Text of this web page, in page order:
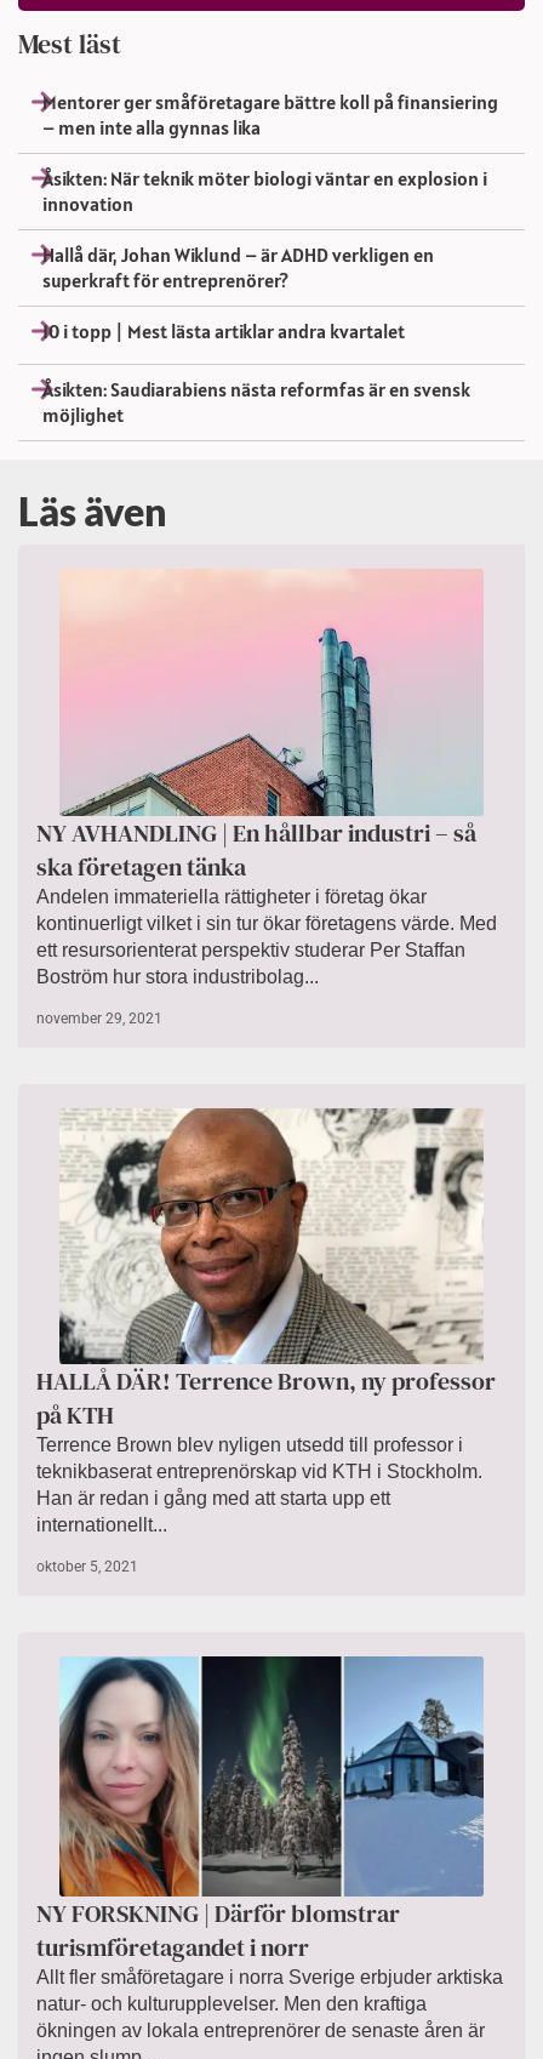
Mest läst
Mentorer ger småföretagare bättre koll på finansiering
– men inte alla gynnas lika
Åsikten: När teknik möter biologi väntar en explosion i
innovation
Hallå där, Johan Wiklund – är ADHD verkligen en
superkraft för entreprenörer?
10 i topp | Mest lästa artiklar andra kvartalet
Åsikten: Saudiarabiens nästa reformfas är en svensk
möjlighet
Läs även
NY AVHANDLING | En hållbar industri – så
ska företagen tänka
Andelen immateriella rättigheter i företag ökar
kontinuerligt vilket i sin tur ökar företagens värde. Med
ett resursorienterat perspektiv studerar Per Staffan
Boström hur stora industribolag...
november 29, 2021
HALLÅ DÄR! Terrence Brown, ny professor
på KTH
Terrence Brown blev nyligen utsedd till professor i
teknikbaserat entreprenörskap vid KTH i Stockholm.
Han är redan i gång med att starta upp ett
internationellt...
oktober 5, 2021
NY FORSKNING | Därför blomstrar
turismföretagandet i norr
­Allt fler småföretagare i norra Sverige erbjuder arktiska
natur- och kulturupplevelser. Men den kraftiga
ökningen av lokala entreprenörer de senaste åren är